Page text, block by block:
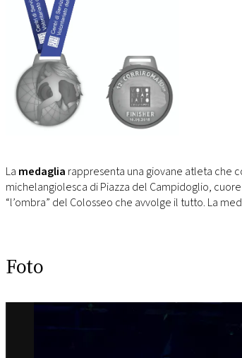
La medaglia rappresenta una giovane atleta che
michelangiolesca di Piazza del Campidoglio,
“l’ombra” del Colosseo che avvolge il tutto. La
Foto